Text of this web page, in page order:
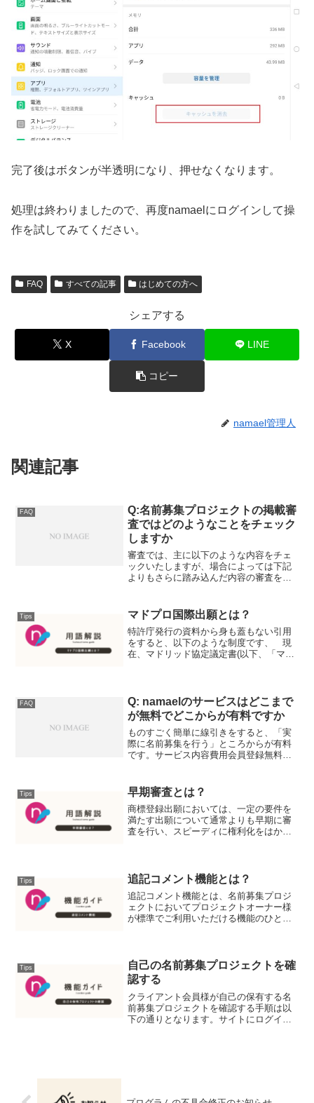
完了後はボタンが半透明になり、押せなくなります。
処理は終わりましたので、再度namaelにログインして操
作を試してみてください。
FAQ すべての記事 はじめての方へ
シェアする
X Facebook LINE
コピー
namael管理人
関連記事
FAQ
Q:名前募集プロジェクトの掲載審
査ではどのようなことをチェック
しますか
審査では、主に以下のような内容をチェ
ックいたしますが、場合によっては下記
よりもさらに踏み込んだ内容の審査を行
れば、存続状態の確認や担当者との関係
性確認）が取れている未成...
Tips マドプロ国際出願とは？
特許庁発行の資料から身も蓋もない引用
をすると、以下のような制度です、 現
在、マドリッド協定議定書(以下、「マド
に出願するのと...
FAQ
Q: namaelのサービスはどこまで
が無料でどこからが有料ですか
ものすごく簡単に線引きをすると、「実
際に名前募集を行う」ところからが有料
です。サービス内容費用会員登録無料名
（3,000円～）
Tips 早期審査とは？
商標登録出願においては、一定の要件を
満たす出願について通常よりも早期に審
査を行い、スピーディに権利化をはかる
る商標である」というものがあ...
Tips 追記コメント機能とは？
追記コメント機能とは、名前募集プロジ
ェクトにおいてプロジェクトオーナー様
が標準でご利用いただける機能のひとつ
とができません。代わりに、...
Tips
自己の名前募集プロジェクトを確
認する
クライアント会員様が自己の保有する名
前募集プロジェクトを確認する手順は以
下の通りとなります。サイトにログイン